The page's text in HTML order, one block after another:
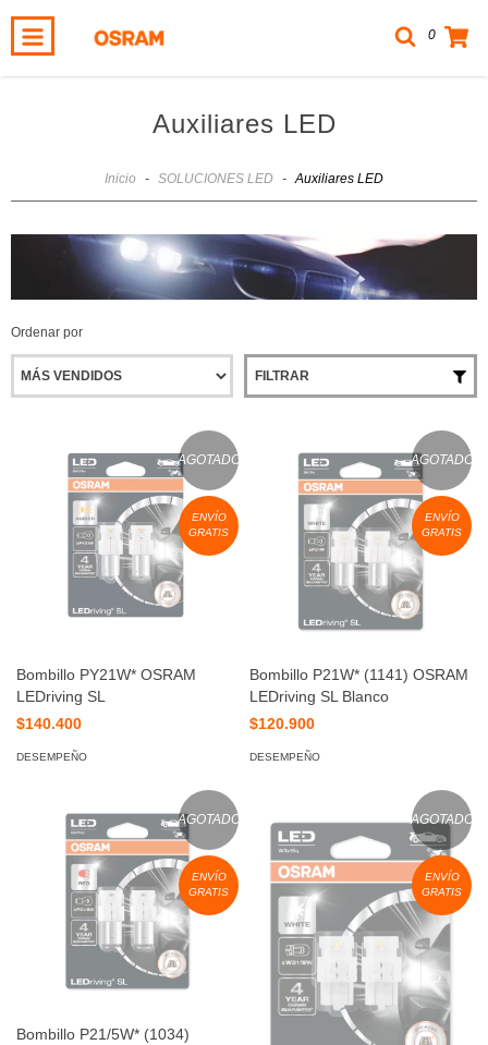
0
Auxiliares LED
Inicio - SOLUCIONES LED - Auxiliares LED
Ordenar por
FILTRAR
AGOTADO
ENVÍO
GRATIS
Bombillo PY21W* OSRAM
LEDriving SL
$140.400
DESEMPEÑO
AGOTADO
ENVÍO
GRATIS
Bombillo P21W* (1141) OSRAM
LEDriving SL Blanco
$120.900
DESEMPEÑO
AGOTADO
ENVÍO
GRATIS
Bombillo P21/5W* (1034)
AGOTADO
ENVÍO
GRATIS